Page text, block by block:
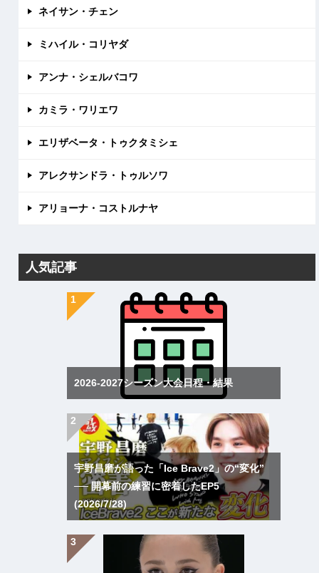
ネイサン・チェン
ミハイル・コリヤダ
アンナ・シェルバコワ
カミラ・ワリエワ
エリザベータ・トゥクタミシェ
アレクサンドラ・トゥルソワ
アリョーナ・コストルナヤ
人気記事
2026-2027シーズン大会日程・結果
宇野昌磨が語った「Ice Brave2」の“変化”
── 開幕前の練習に密着したEP5
(2026/7/28)